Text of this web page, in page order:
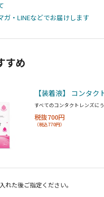
ガ・LINEなどでお届けします
すめ
【装着液】 コンタ
すべてのコンタクトレンズに
税抜700円
（税込770円）
れた後ご指定ください。